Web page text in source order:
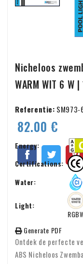
Nicheloos
WARM WIT 6 W
Referentie: SM973-
82.00 €
Energy:
Certifications:
Water:
Light:
Generate PDF
Ontdek de perfecte
ABS Nicheloos